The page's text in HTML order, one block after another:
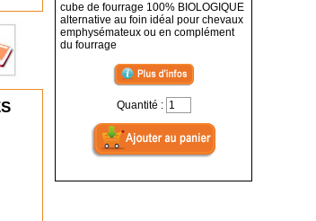
cube de fourrage 100% BIOLOGIQUE
alternative au foin idéal pour chevaux
emphysémateux ou en complément
du fourrage
Quantité :